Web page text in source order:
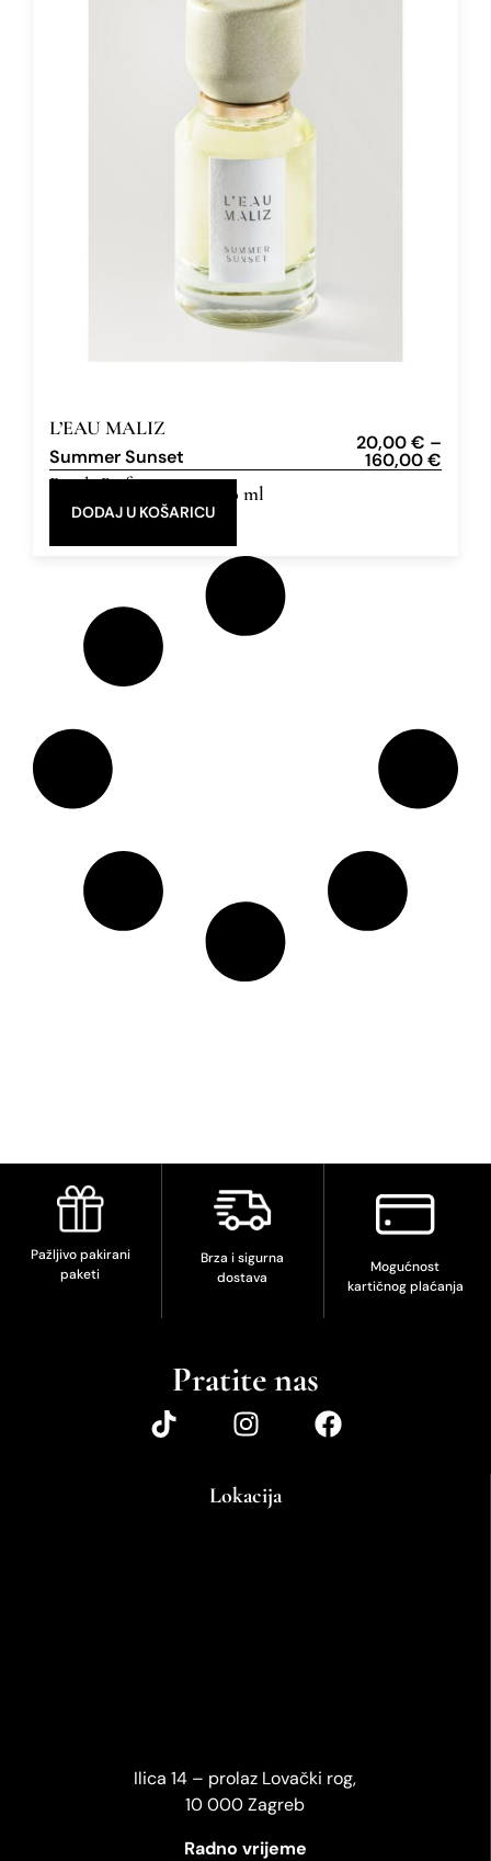
L’EAU MALIZ
Summer Sunset
20,00€ –
160,00€
Eau de Parfum 5 ml, 50 ml
DODAJ U KOŠARICU
Pažljivo pakirani
paketi
Brza i sigurna
dostava
Mogućnost
kartičnog plaćanja
Pratite nas
Lokacija
Ilica 14 – prolaz Lovački rog,
10 000 Zagreb
Radno vrijeme